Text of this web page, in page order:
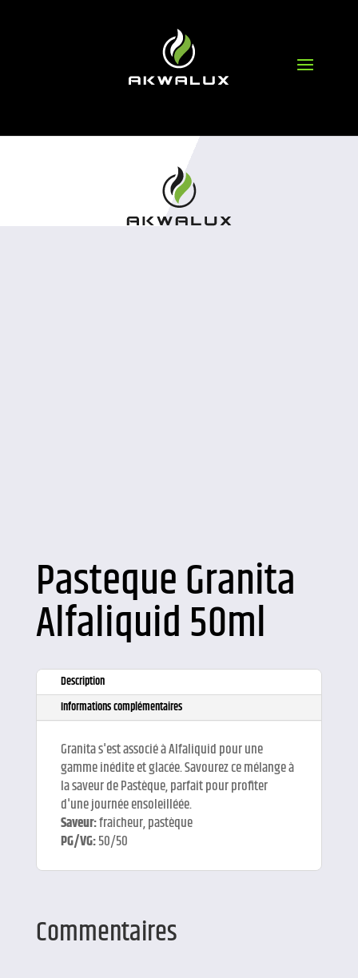
Pasteque Granita
Alfaliquid 50ml
Description
Informations complémentaires
Granita s'est associé à Alfaliquid pour une
gamme inédite et glacée. Savourez ce mélange à
la saveur de Pastèque, parfait pour profiter
d'une journée ensoleilléée.
Saveur:fraîcheur, pastèque
PG/VG:50/50
Commentaires